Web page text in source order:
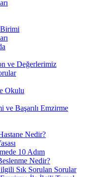
ve Değerlerimiz
Okulu
ve Başarılı Emzirme
Nedir?
10 Adım
Nedir?
Sık Sorulan Sorular